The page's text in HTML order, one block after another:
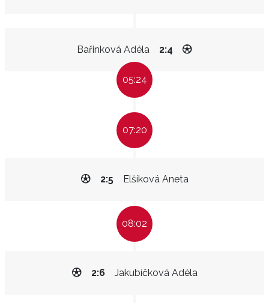
Bařinková Adéla 2:4
05:24
07:20
Elšíková Aneta
2:5
08:02
Jakubíčková Adéla
2:6